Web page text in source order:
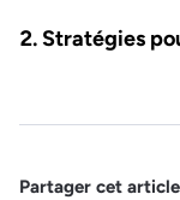
Stratégies
Partager cet article